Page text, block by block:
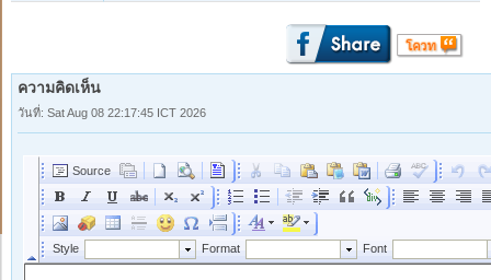
ความคิดเห็น
วันที่: Sat Aug 08 22:17:45 ICT 2026